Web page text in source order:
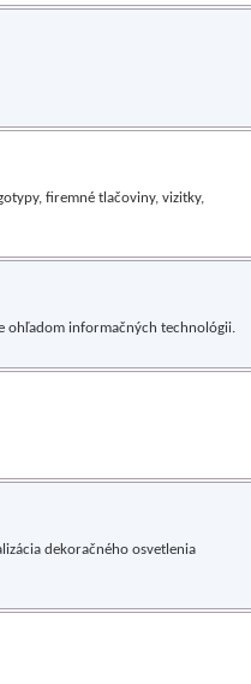
firemné tlačoviny, vizitky,
ohľadom informačných technológii.
dekoračného osvetlenia